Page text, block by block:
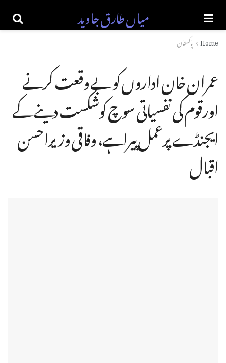
میاں طارق جاوید
Home پاکستان
عمران خان اداروں کو بے وقعت کرنے
اورقوم کی نفسیاتی سوچ کوشکست دینے کے
ایجنڈے پرعمل پیراہے، وفاقی وزیراحسن
اقبال